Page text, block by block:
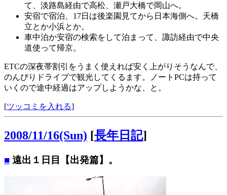
て、淡路島経由で高松、瀬戸大橋で岡山へ。
安宿で宿泊、17日は後楽園見てから日本海側へ。天橋
立とか小浜とか。
車中泊か安宿の検索をして泊まって、諏訪経由で中央
道使って帰京。
ETCの深夜帯割引をうまく使えれば安く上がりそうなんで、
のんびりドライブで観光してくるます。ノートPCは持って
いくので途中経過はアップしようかな、と。
[ツッコミを入れる]
2008/11/16(Sun) [長年日記]
■ 遠出１日目【出発篇】。